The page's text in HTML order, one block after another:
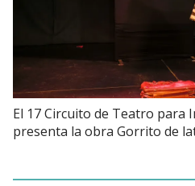
El 17 Circuito de Teatro para
presenta la obra Gorrito de